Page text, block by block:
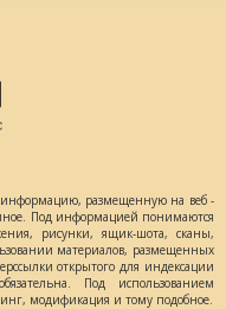
информацию, размещенную на веб -
иное. Под информацией понимаются
рисунки, ящик-шота, сканы,
материалов, размещенных
открытого для индексации
Под использованием
модификация и тому подобное.